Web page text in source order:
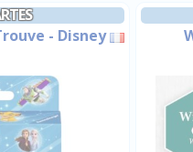
- Disney